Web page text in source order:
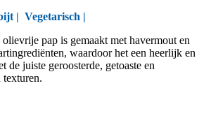
| Vegetarisch |
pap is gemaakt met havermout en
waardoor het een heerlijk en
de juiste geroosterde, getoaste en
texturen.